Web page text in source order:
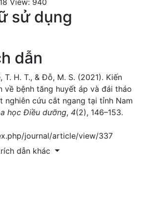
View: 940
sử dụng
dẫn
T. H. T., & Đỗ, M. S. (2021). Kiến
về bệnh tăng huyết áp và đái tháo
nghiên cứu cắt ngang tại tỉnh Nam
học Điều dưỡng, 4(2), 146–153.
journal/article/view/337
dẫn khác